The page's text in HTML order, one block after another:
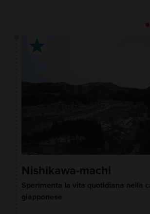
Nishikawa-machi
Sperimenta la vita quotidiana nella
giapponese